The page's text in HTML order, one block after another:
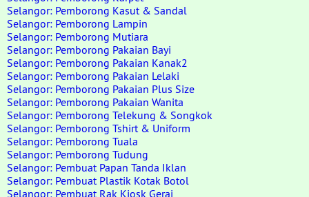
Selangor: Pemborong Kasut & Sandal
Selangor: Pemborong Lampin
Selangor: Pemborong Mutiara
Selangor: Pemborong Pakaian Bayi
Selangor: Pemborong Pakaian Kanak2
Selangor: Pemborong Pakaian Lelaki
Selangor: Pemborong Pakaian Plus Size
Selangor: Pemborong Pakaian Wanita
Selangor: Pemborong Telekung & Songkok
Selangor: Pemborong Tshirt & Uniform
Selangor: Pemborong Tuala
Selangor: Pemborong Tudung
Selangor: Pembuat Papan Tanda Iklan
Selangor: Pembuat Plastik Kotak Botol
Selangor: Pembuat Rak Kiosk Gerai